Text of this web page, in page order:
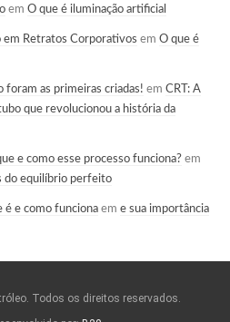
em O que é iluminação artificial
em Retratos Corporativos em O que é
foram as primeiras criadas! em CRT: A
que revolucionou a história da
e como esse processo funciona? em
do equilíbrio perfeito
é e como funciona em e sua importância
Todos os direitos reservados.